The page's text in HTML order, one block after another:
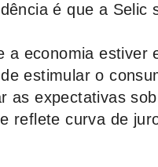
é que a Selic
economia estiver
estimular o
as expectativas
reflete curva de